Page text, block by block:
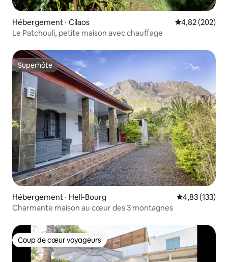
Hébergement ⋅ Cilaos Évaluation
4,82 (202)
Le Patchouli, petite maison avec chauffage
Superhôte
Superhôte
Hébergement ⋅ Hell-Bourg Évaluation
4,83 (133)
Charmante maison au cœur des 3 montagnes
Coup de cœur voyageurs
Coup de cœur voyageurs